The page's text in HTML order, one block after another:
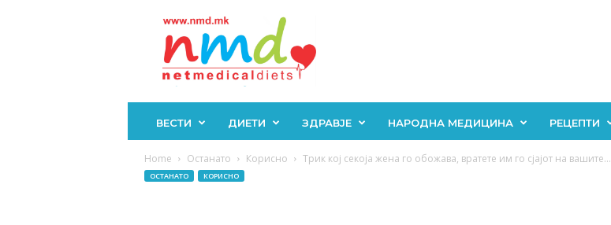
ВЕСТИ ДИЕТИ ЗДРАВЈЕ НАРОДНА МЕДИЦИНА РЕЦЕПТИ
Home Останато Корисно Трик кој секоја жена го обожава, вратете им го сјајот на вашите...
ОСТАНАТО КОРИСНО